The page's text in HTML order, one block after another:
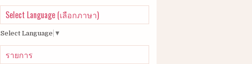
Select Language (เลือกภาษา)
Select Language ▼
รายการ